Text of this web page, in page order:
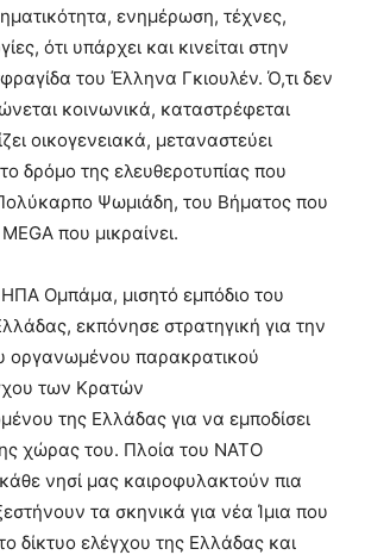
ενημέρωση, τέχνες,
ότι υπάρχει και κινείται στην
του Έλληνα Γκιουλέν. Ό,τι δεν
κοινωνικά, καταστρέφεται
οικογενειακά, μεταναστεύει
δρόμο της ελευθεροτυπίας που
Ψωμιάδη, του Βήματος που
που μικραίνει.
Ομπάμα, μισητό εμπόδιο του
εκπόνησε στρατηγική για την
οργανωμένου παρακρατικού
των Κρατών
της Ελλάδας για να εμποδίσει
χώρας του. Πλοία του ΝΑΤΟ
νησί μας καιροφυλακτούν πια
τα σκηνικά για νέα Ίμια που
δίκτυο ελέγχου της Ελλάδας και